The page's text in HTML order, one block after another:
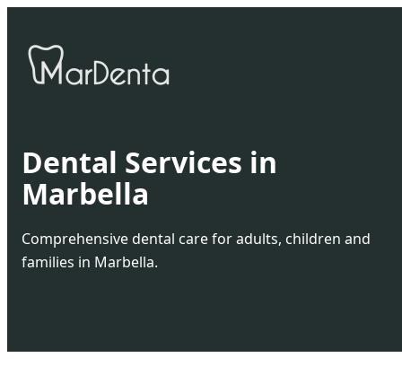
Dental Services in
Marbella
Comprehensive dental care for adults, children and
families in Marbella.